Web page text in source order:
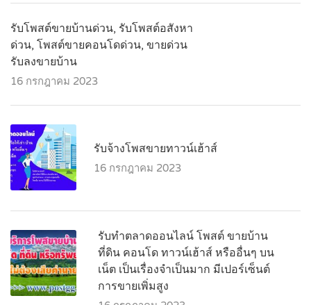
รับโพสต์ขายบ้านด่วน, รับโพสต์อสังหา
ด่วน, โพสต์ขายคอนโดด่วน, ขายด่วน
รับลงขายบ้าน
16 กรกฎาคม 2023
รับจ้างโพสขายทาวน์เฮ้าส์
16 กรกฎาคม 2023
รับทำตลาดออนไลน์ โพสต์ ขายบ้าน
ที่ดิน คอนโด ทาวน์เฮ้าส์ หรืออื่นๆ บน
เน็ต เป็นเรื่องจำเป็นมาก มีเปอร์เซ็นต์
การขายเพิ่มสูง